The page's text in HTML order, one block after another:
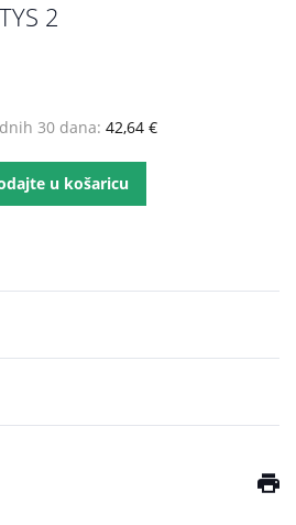
2
30 dana: 42,64 €
u košaricu